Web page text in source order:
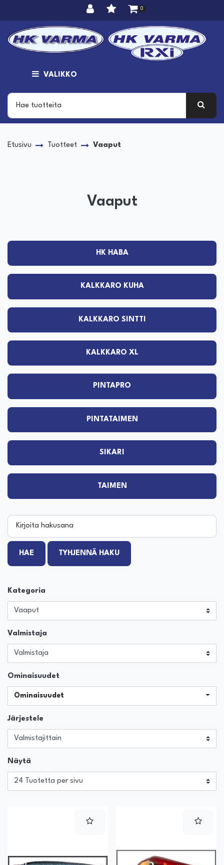
0
VALIKKO
Etusivu Tuotteet Vaaput
Vaaput
HK HABA
KALKKARO KUHA
KALKKARO SINTTI
KALKKARO XL
PINTAPRO
PINTATAIMEN
SIKARI
TAIMEN
Kirjoita hakusana
HAE TYHJENNÄ HAKU
Kategoria
Valmistaja
Ominaisuudet
Ominaisuudet
Järjestele
Näytä